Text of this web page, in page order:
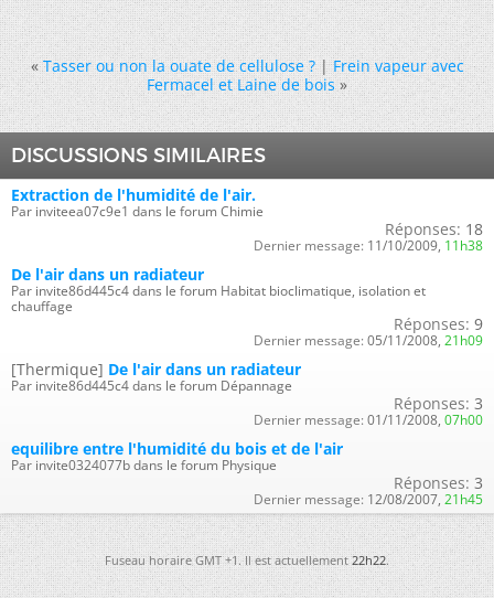
« Tasser ou non la ouate de cellulose ?|Frein vapeur avec
Fermacel et Laine de bois »
DISCUSSIONS SIMILAIRES
Extraction de l'humidité de l'air.
Par inviteea07c9e1 dans le forum Chimie
Réponses: 18
Dernier message: 11/10/2009, 11h38
De l'air dans un radiateur
Par invite86d445c4 dans le forum Habitat bioclimatique, isolation et
chauffage
Réponses: 9
Dernier message: 05/11/2008, 21h09
[Thermique] De l'air dans un radiateur
Par invite86d445c4 dans le forum Dépannage
Réponses: 3
Dernier message: 01/11/2008, 07h00
equilibre entre l'humidité du bois et de l'air
Par invite0324077b dans le forum Physique
Réponses: 3
Dernier message: 12/08/2007, 21h45
Fuseau horaire GMT +1. Il est actuellement22h22.